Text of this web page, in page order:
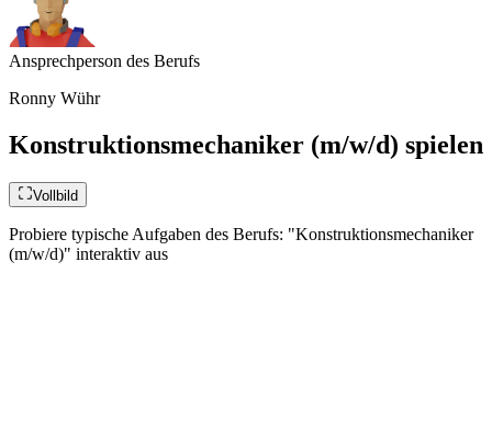
Ansprechperson des Berufs
Ronny Wühr
Konstruktionsmechaniker (m/w/d) spielen
Vollbild
Probiere typische Aufgaben des Berufs: "Konstruktionsmechaniker
(m/w/d)" interaktiv aus